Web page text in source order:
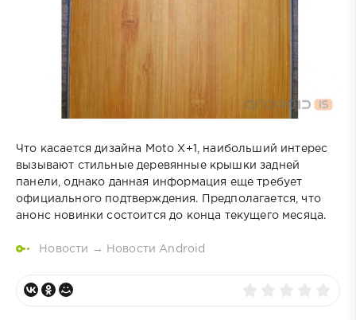
Что касается дизайна Moto X+1, наибольший интерес
вызывают стильные деревянные крышки задней
панели, однако данная информация еще требует
официального подтверждения. Предполагается, что
анонс новинки состоится до конца текущего месяца.
Новости → Новости Android